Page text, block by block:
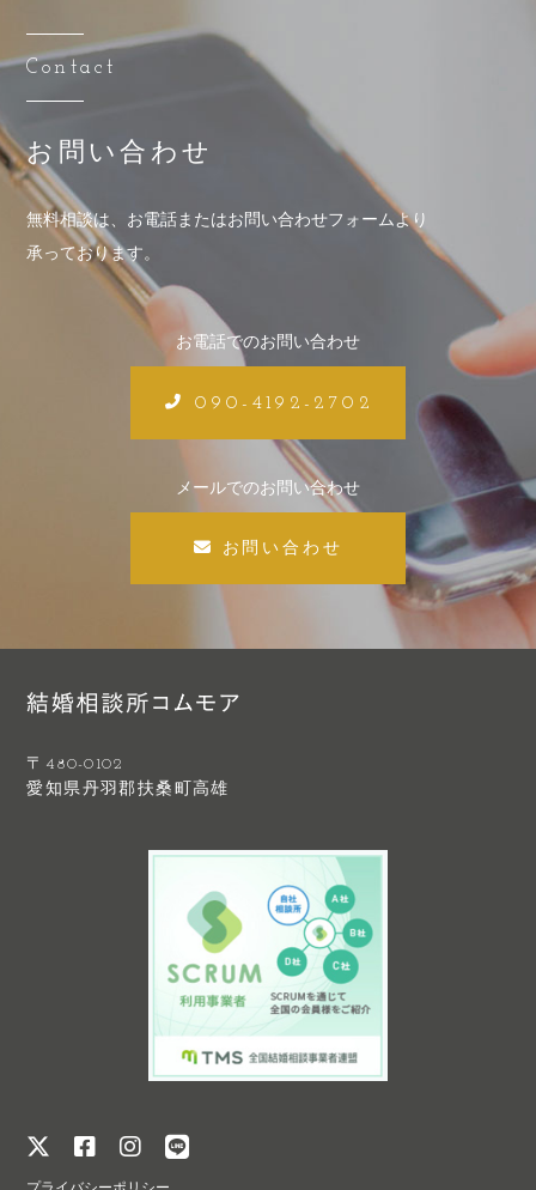
Contact
お問い合わせ
無料相談は、お電話またはお問い合わせフォームより
承っております。
お電話でのお問い合わせ
090-4192-2702
メールでのお問い合わせ
お問い合わせ
〒480-0102
愛知県丹羽郡扶桑町高雄